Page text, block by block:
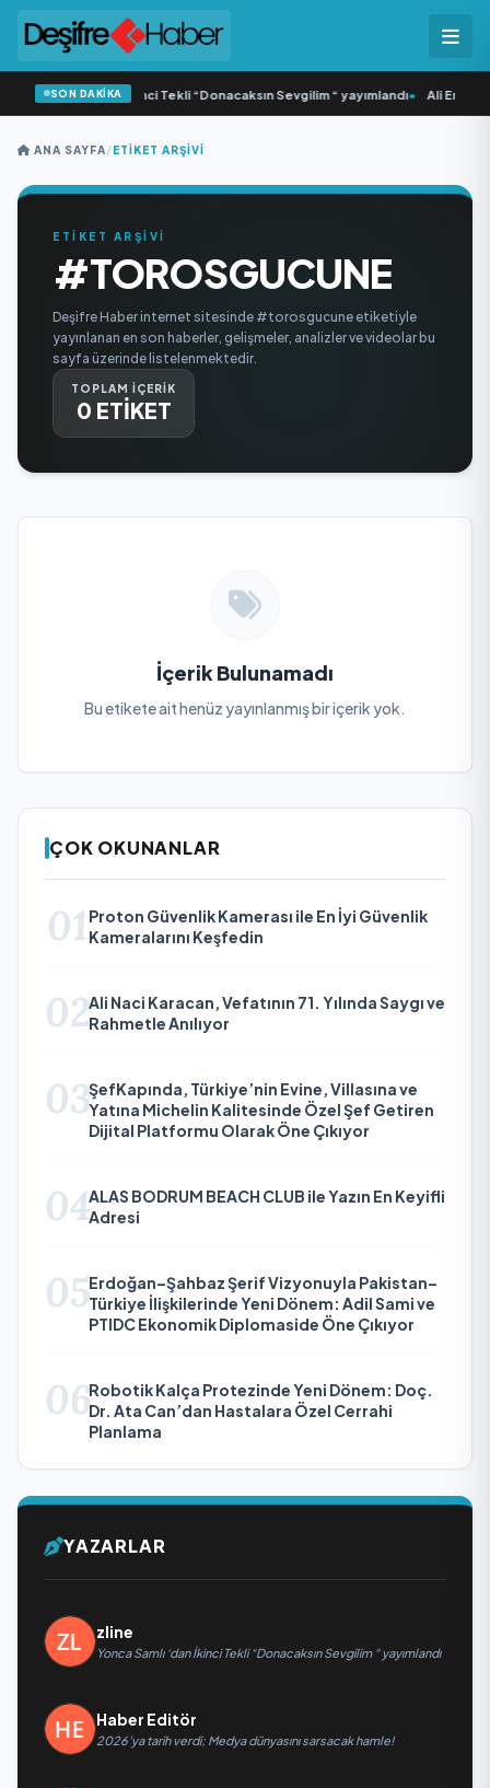
SON DAKİKA
Yonca Samlı ‘dan İkinci Tekli “Donacaksın Sevgilim “ yayımlandı• Ali Emre
ANA SAYFA/ETIKET ARŞIVI
ETİKET ARŞİVİ
#TOROSGUCUNE
Deşifre Haber internet sitesinde #torosgucune etiketiyle
yayınlanan en son haberler, gelişmeler, analizler ve videolar bu
sayfa üzerinde listelenmektedir.
TOPLAM İÇERİK
0 ETİKET
İçerik Bulunamadı
Bu etikete ait henüz yayınlanmış bir içerik yok.
ÇOK OKUNANLAR
01 Proton Güvenlik Kamerası ile En İyi Güvenlik
Kameralarını Keşfedin
02Ali Naci Karacan, Vefatının 71. Yılında Saygı ve
Rahmetle Anılıyor
03ŞefKapında, Türkiye’nin Evine, Villasına ve
Yatına Michelin Kalitesinde Özel Şef Getiren
Dijital Platformu Olarak Öne Çıkıyor
04ALAS BODRUM BEACH CLUB ile Yazın En Keyifli
Adresi
05Erdoğan–Şahbaz Şerif Vizyonuyla Pakistan–
Türkiye İlişkilerinde Yeni Dönem: Adil Sami ve
PTIDC Ekonomik Diplomaside Öne Çıkıyor
06Robotik Kalça Protezinde Yeni Dönem: Doç.
Dr. Ata Can’dan Hastalara Özel Cerrahi
Planlama
YAZARLAR
zline
Yonca Samlı ‘dan İkinci Tekli “Donacaksın Sevgilim “ yayımlandı
Haber Editör
2026’ya tarih verdi; Medya dünyasını sarsacak hamle!